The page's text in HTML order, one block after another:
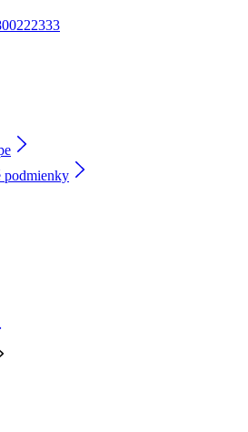
podmienky